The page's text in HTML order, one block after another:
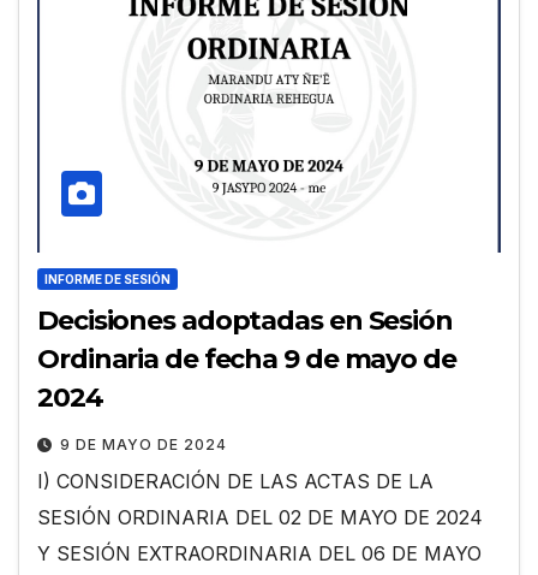
INFORME DE SESIÓN
Decisiones adoptadas en Sesión
Ordinaria de fecha 9 de mayo de
2024
9 DE MAYO DE 2024
I) CONSIDERACIÓN DE LAS ACTAS DE LA
SESIÓN ORDINARIA DEL 02 DE MAYO DE 2024
Y SESIÓN EXTRAORDINARIA DEL 06 DE MAYO